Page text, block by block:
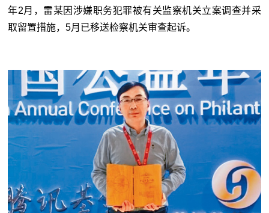
年2月，雷某因涉嫌职务犯罪被有关监察机关立案调查并采
取留置措施，5月已移送检察机关审查起诉。